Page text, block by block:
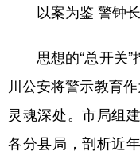
以案为鉴 警钟长
思想的“总开关”
川公安将警示教育
灵魂深处。市局组
各分县局，剖析近